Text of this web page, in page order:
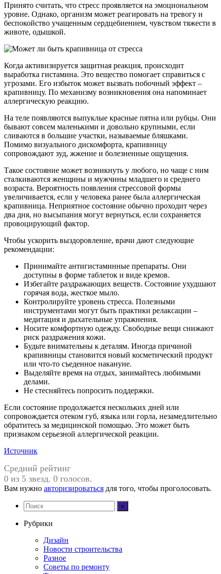
Принято считать, что стресс проявляется на эмоциональном
уровне. Однако, организм может реагировать на тревогу и
беспокойство учащенным сердцебиением, чувством тяжести в
животе, одышкой.
Когда активизируется защитная реакция, происходит
выработка гистамина. Это вещество помогает справиться с
угрозами. Его избыток может вызвать побочный эффект –
крапивницу. По механизму возникновения она напоминает
аллергическую реакцию.
На теле появляются выпуклые красные пятна или рубцы. Они
бывают совсем маленькими и довольно крупными, если
сливаются в большие участки, называемые бляшками.
Помимо визуального дискомфорта, крапивницу
сопровождают зуд, жжение и болезненные ощущения.
Такое состояние может возникнуть у любого, но чаще с ним
сталкиваются женщины и мужчины младшего и среднего
возраста. Вероятность появления стрессовой формы
увеличивается, если у человека ранее была аллергическая
крапивница. Неприятное состояние обычно проходит через
два дня, но высыпания могут вернуться, если сохраняется
провоцирующий фактор.
Чтобы ускорить выздоровление, врачи дают следующие
рекомендации:
Принимайте антигистаминные препараты. Они
доступны в форме таблеток и виде кремов.
Избегайте раздражающих веществ. Состояние ухудшают
горячая вода, жесткое мыло.
Контролируйте уровень стресса. Полезными
инструментами могут быть практики релаксации –
медитация и дыхательные упражнения.
Носите комфортную одежду. Свободные вещи снижают
риск раздражения кожи.
Будьте внимательны к деталям. Иногда причиной
крапивницы становится новый косметический продукт
или что-то съеденное накануне.
Выделяйте время на отдых, занимайтесь любимыми
делами.
Не стесняйтесь попросить поддержки.
Если состояние продолжается нескольких дней или
сопровождается отеком губ, языка или горла, незамедлительно
обратитесь за медицинской помощью. Это может быть
признаком серьезной аллергической реакции.
Источник
Средний рейтинг
0 из 5 звезд. 0 голосов.
Вам нужно авторизироваться для того, чтобы проголосовать.
Рубрики
Дизайн
Новости строительства
Разное
Советы по ремонту